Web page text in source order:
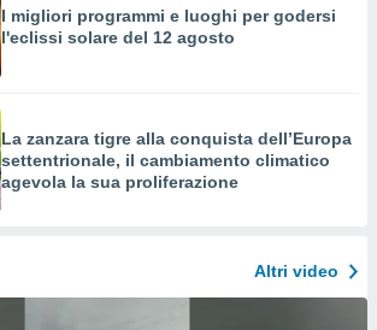
I migliori programmi e luoghi per godersi
l'eclissi solare del 12 agosto
La zanzara tigre alla conquista dell’Europa
settentrionale, il cambiamento climatico
agevola la sua proliferazione
Altri video